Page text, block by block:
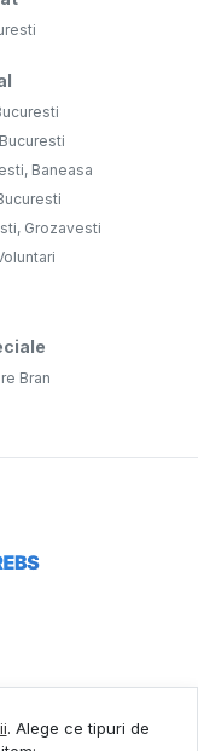
Baneasa
Grozavesti
Bran
. Alege ce tipuri de